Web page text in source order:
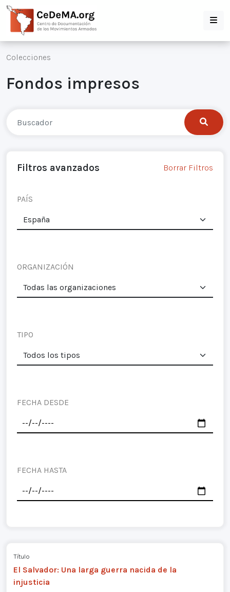
Colecciones
Fondos impresos
Filtros avanzados Borrar Filtros
PAÍS
ORGANIZACIÓN
TIPO
FECHA DESDE
FECHA HASTA
Título
El Salvador: Una larga guerra nacida de la
injusticia